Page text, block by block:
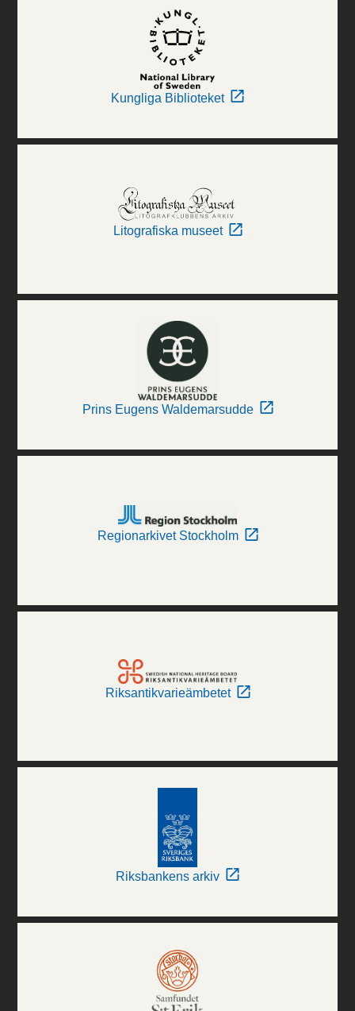
Kungliga Biblioteket
Litografiska museet
Prins Eugens Waldemarsudde
Regionarkivet Stockholm
Riksantikvarieämbetet
Riksbankens arkiv